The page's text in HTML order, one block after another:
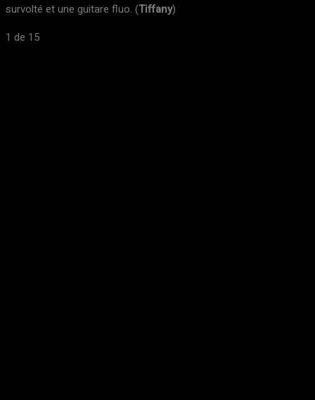
survolté et une guitare fluo. (Tiffany)
1 de 15